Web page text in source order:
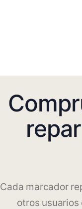
Cada marcador
otros